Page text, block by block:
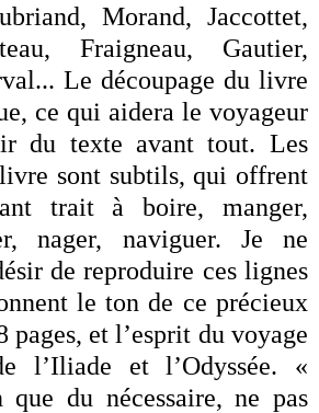
Morand, Jaccottet,
Fraigneau, Gautier,
Le découpage du livre
ce qui aidera le voyageur
du texte avant tout. Les
sont subtils, qui offrent
trait à boire, manger,
nager, naviguer. Je ne
de reproduire ces lignes
le ton de ce précieux
et l’esprit du voyage
l’Iliade et l’Odyssée. «
que du nécessaire, ne pas